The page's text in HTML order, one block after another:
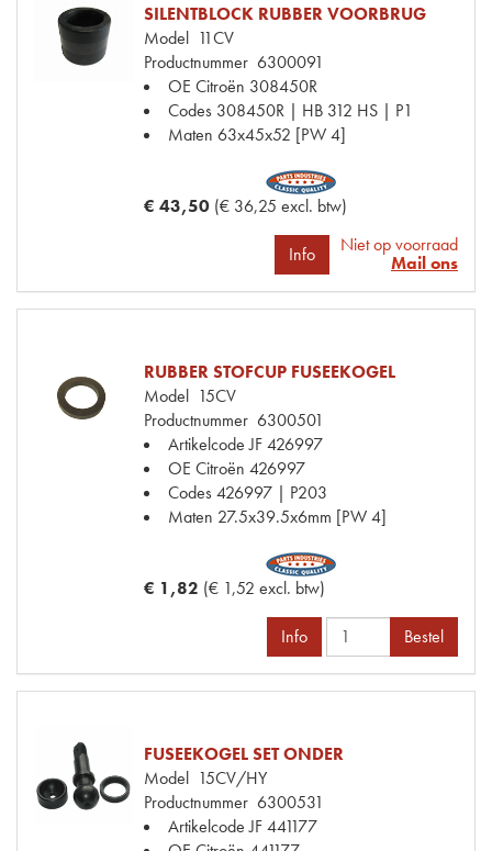
SILENTBLOCK RUBBER VOORBRUG
Model 11CV
Productnummer 6300091
OE Citroën 308450R
Codes 308450R | HB 312 HS | P1
Maten 63x45x52 [PW 4]
€ 43,50 (€ 36,25 excl. btw)
Info
Niet op voorraad
Mail ons
RUBBER STOFCUP FUSEEKOGEL
Model 15CV
Productnummer 6300501
Artikelcode JF426997
OE Citroën 426997
Codes426997 | P203
Maten 27.5x39.5x6mm [PW 4]
€ 1,82 (€ 1,52 excl. btw)
Info Bestel
FUSEEKOGEL SET ONDER
Model 15CV/HY
Productnummer 6300531
Artikelcode JF441177